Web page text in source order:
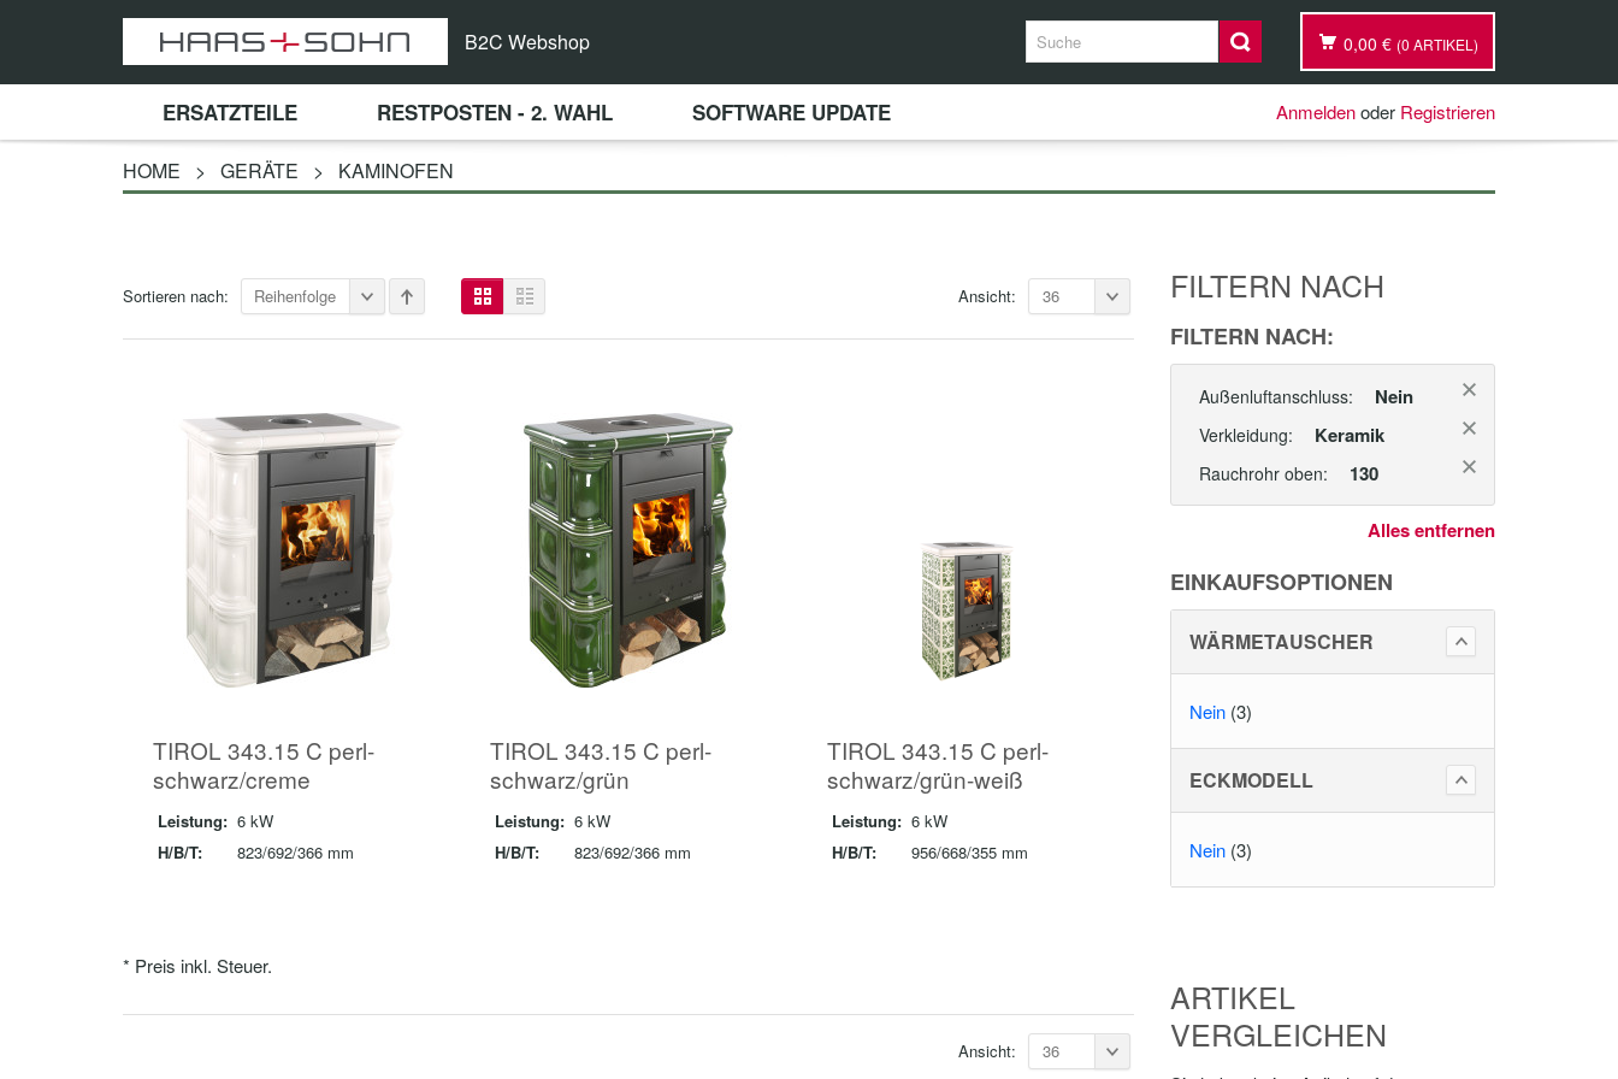
B2C Webshop 0,00 € (0 ARTIKEL)
ERSATZTEILE RESTPOSTEN - 2. WAHL SOFTWARE UPDATE Anmeldenoder Registrieren
HOME > GERÄTE > KAMINOFEN
Sortieren nach: Reihenfolge Ansicht: 36
TIROL 343.15 C perl-
schwarz/creme
Leistung: 6 kW
H/B/T:
823/692/366 mm
TIROL 343.15 C perl-
schwarz/grün
Leistung: 6 kW
H/B/T:
823/692/366 mm
TIROL 343.15 C perl-
schwarz/grün-weiß
Leistung: 6 kW
H/B/T:
956/668/355 mm
* Preis inkl. Steuer.
Ansicht: 36
FILTERN NACH
FILTERN NACH:
Außenluftanschluss: Nein
Verkleidung: Keramik
Rauchrohr oben: 130
Alles entfernen
EINKAUFSOPTIONEN
WÄRMETAUSCHER
Nein (3)
ECKMODELL
Nein (3)
ARTIKEL
VERGLEICHEN